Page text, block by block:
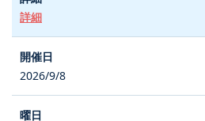
詳細
2026/9/8